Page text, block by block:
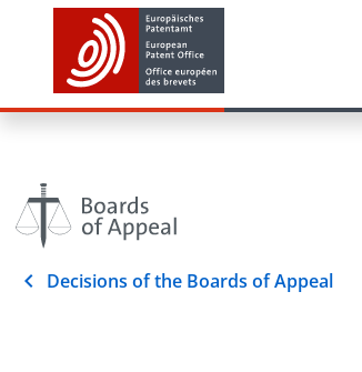
Decisions of the Boards of Appeal